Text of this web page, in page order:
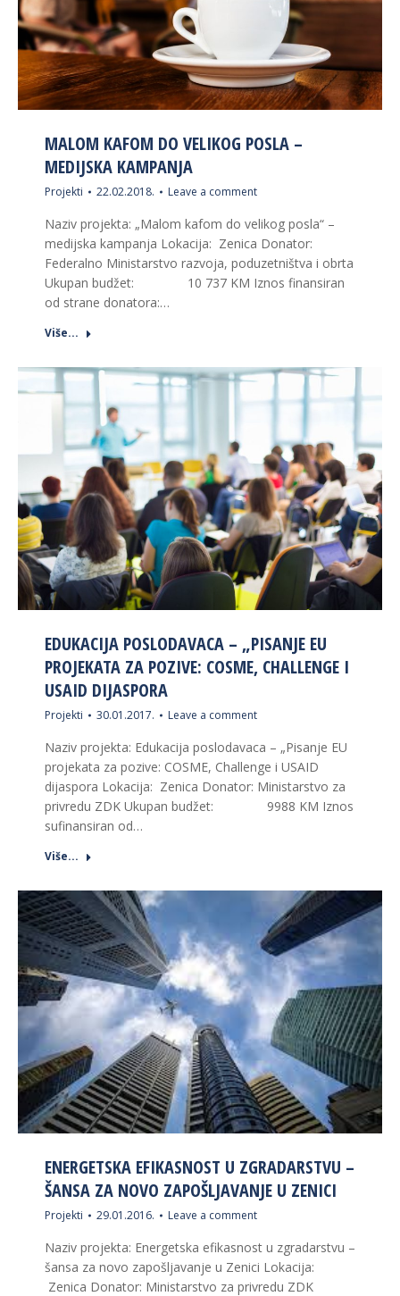
MALOM KAFOM DO VELIKOG POSLA –
MEDIJSKA KAMPANJA
Projekti 22.02.2018. Leave a comment
Naziv projekta: „Malom kafom do velikog posla“ –
medijska kampanja Lokacija: Zenica Donator:
Federalno Ministarstvo razvoja, poduzetništva i obrta
Ukupan budžet: 10 737 KM Iznos finansiran
od strane donatora:…
Više...
EDUKACIJA POSLODAVACA – „PISANJE EU
PROJEKATA ZA POZIVE: COSME, CHALLENGE I
USAID DIJASPORA
Projekti 30.01.2017. Leave a comment
Naziv projekta: Edukacija poslodavaca – „Pisanje EU
projekata za pozive: COSME, Challenge i USAID
dijaspora Lokacija: Zenica Donator: Ministarstvo za
privredu ZDK Ukupan budžet: 9988 KM Iznos
sufinansiran od…
Više...
ENERGETSKA EFIKASNOST U ZGRADARSTVU –
ŠANSA ZA NOVO ZAPOŠLJAVANJE U ZENICI
Projekti 29.01.2016. Leave a comment
Naziv projekta: Energetska efikasnost u zgradarstvu –
šansa za novo zapošljavanje u Zenici Lokacija:
Zenica Donator: Ministarstvo za privredu ZDK